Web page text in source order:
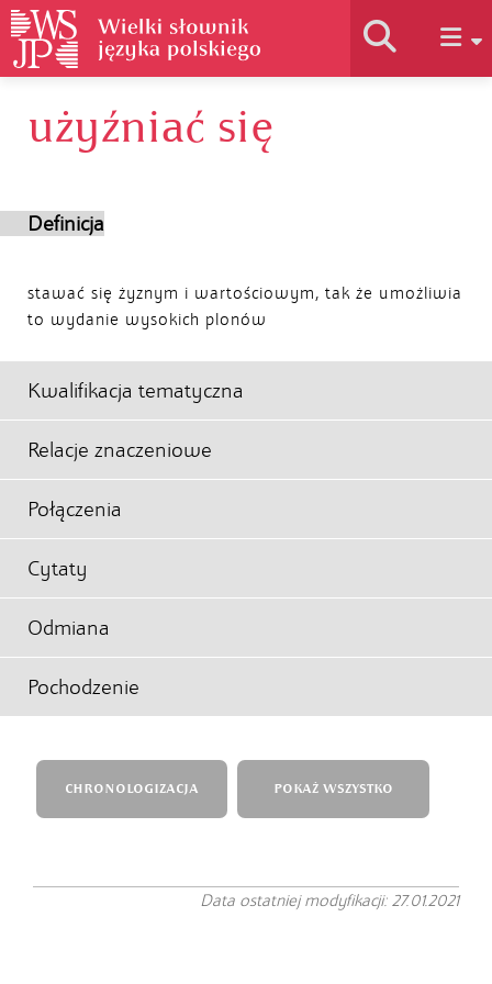
Historia słownika
użyźniać się
Definicja
stawać się żyznym i wartościowym, tak że umożliwia
to wydanie wysokich plonów
Kwalifikacja tematyczna
Relacje znaczeniowe
Połączenia
Cytaty
Odmiana
Pochodzenie
CHRONOLOGIZACJA POKAŻ WSZYSTKO
Data ostatniej modyfikacji: 27.01.2021